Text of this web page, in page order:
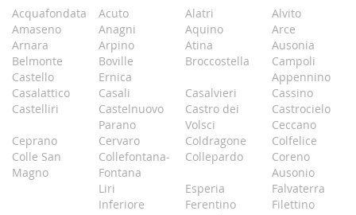
Acquafondata Acuto Alatri
Alvito
Amaseno
Anagni Aquino
Arce
Arnara
Arpino Atina
Ausonia
Belmonte
Castello
Boville
Ernica
Broccostella
Campoli
Appennino
Casalattico
Casali Casalvieri
Cassino
Castelliri
Castelnuovo
Parano
Castro dei
Volsci
Castrocielo
Ceccano
Ceprano
Cervaro Coldragone
Colfelice
Colle San
Magno
Collefontana-
Fontana
Liri
Inferiore
Collepardo
Coreno
Ausonio
Esperia
Falvaterra
Ferentino
Filettino